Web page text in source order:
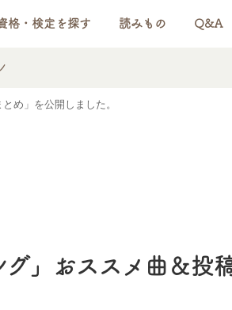
格・検定を探す 読みもの Q&A
」を公開しました。
」おススメ曲＆投